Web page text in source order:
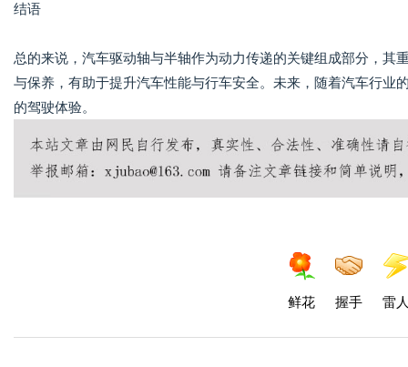
结语
总的来说，汽车驱动轴与半轴作为动力传递的关键组成部分，
与保养，有助于提升汽车性能与行车安全。未来，随着汽车行业
的驾驶体验。
鲜花 握手 雷